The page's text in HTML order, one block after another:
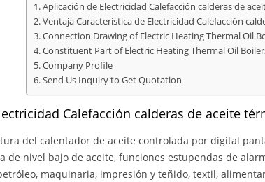
Aplicación de Electricidad Calefacción calderas de
Ventaja Característica de Electricidad Calefacción
Connection Drawing of Electric Heating Thermal Oil
Constituent Part of Electric Heating Thermal Oil
Company Profile
Send Us Inquiry to Get Quotation
Calefacción calderas de aceite
del calentador de aceite controlada por digital
de nivel bajo de aceite, funciones estupendas de
maquinaria, impresión y teñido, textil,